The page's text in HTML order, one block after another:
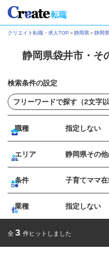
クリエイト転職・求人TOP ＞静岡県＞静岡
静岡県袋井市・そ
検索条件の設定
職種 指定しない
エリア 静岡県その
条件 子育てママ
業種 指定しない
全 3 件ヒットしました